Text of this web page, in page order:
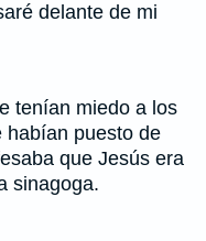
delante de mi
tenían miedo a los
habían puesto de
que Jesús era
sinagoga.